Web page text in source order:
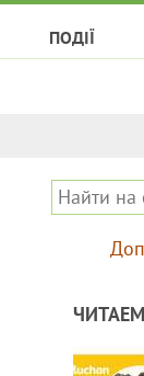
ПОДІЇ